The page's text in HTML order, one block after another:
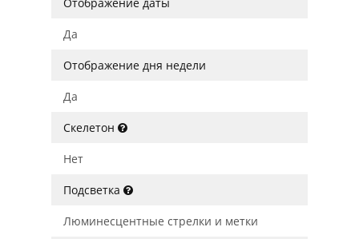
Да
Отображение дня недели
Да
Скелетон
Нет
Подсветка
Люминесцентные стрелки и метки